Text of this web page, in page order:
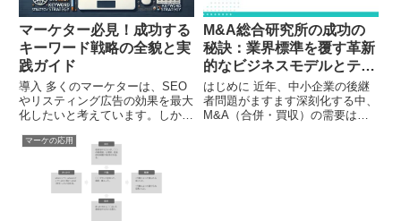
マーケター必見！成功する
キーワード戦略の全貌と実
践ガイド
導入 多くのマーケターは、SEO
やリスティング広告の効果を最大
化したいと考えています。しか
ることに苦心しているのが現状で
す。本記事では、キーワード戦略
の基礎から応用まで、実践的なア
プローチを交えて詳しく解説し
M&A総合研究所の成功の
秘訣：業界標準を覆す革新
的なビジネスモデルとテク
ノロジー活用
はじめに 近年、中小企業の後継
者問題がますます深刻化する中、
M&A（合併・買収）の需要は急
マーケの応用